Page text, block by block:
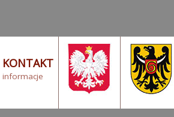
KONTAKT
informacje